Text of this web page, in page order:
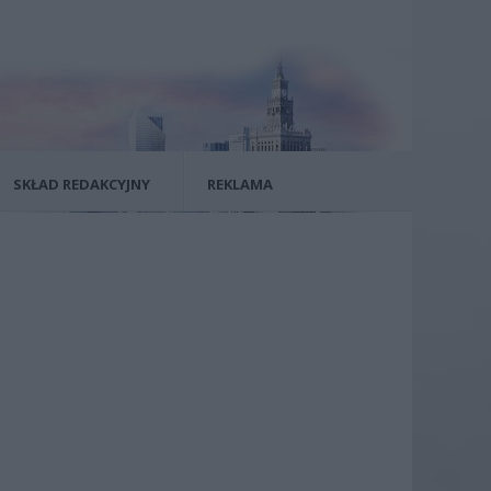
SKŁAD REDAKCYJNY REKLAMA